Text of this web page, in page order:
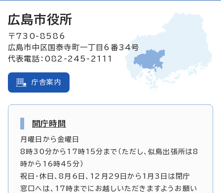
広島市役所
〒730-8586
広島市中区国泰寺町一丁目6番34号
代表電話：082-245-2111
庁舎案内
開庁時間
月曜日から金曜日
8時30分から17時15分まで（ただし、似島出張所は8
時から16時45分）
祝日・休日、8月6日、12月29日から1月3日は閉庁
窓口へは、17時までにお越しいただきますようお願い